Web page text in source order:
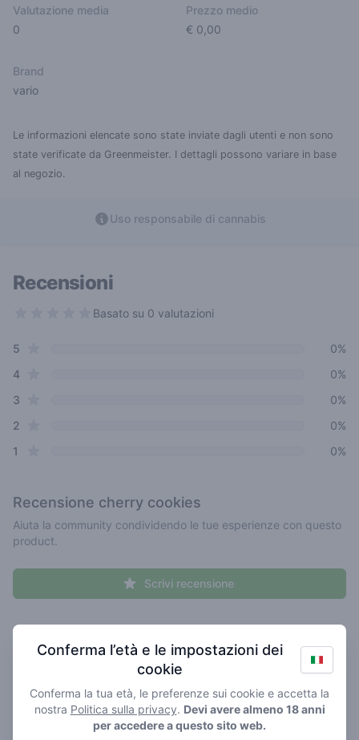
Valutazione media
0
Prezzo medio
€ 0,00
Brand
vario
Le informazioni elencate sono state inviate dagli utenti e non sono
state verificate da Greenmeister. I dettagli possono variare in base
al negozio.
Uso responsabile di cannabis
Recensioni
Basato su 0 valutazioni
Review data
5
0%
4star reviews
0%
3
0%
2
0%
1
0%
Recensione cherry cookies
Aiuta la community condividendo le tue esperienze con questo
product.
Scrivi recensione
Recent reviews
Il tuo nome qui
Pick a rating
Write review
Conferma l’età e le impostazioni dei
cookie
Conferma la tua età, le preferenze sui cookie e accetta la
nostra Politica sulla privacy. Devi avere almeno 18 anni
per accedere a questo sito web.